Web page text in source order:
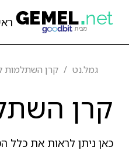
גמל.נט קרן השתלמות
קרן
כאן ניתן לראות את כלל